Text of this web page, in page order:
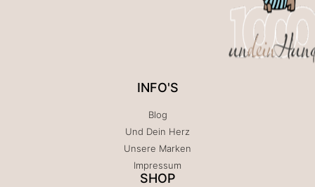
INFO'S
Blog
Und Dein Herz
Unsere Marken
Impressum
SHOP